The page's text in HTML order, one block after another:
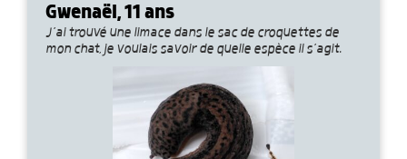
Gwenaël, 11 ans
J’ai trouvé une limace dans le sac de croquettes de
mon chat, je voulais savoir de quelle espèce il s’agit.